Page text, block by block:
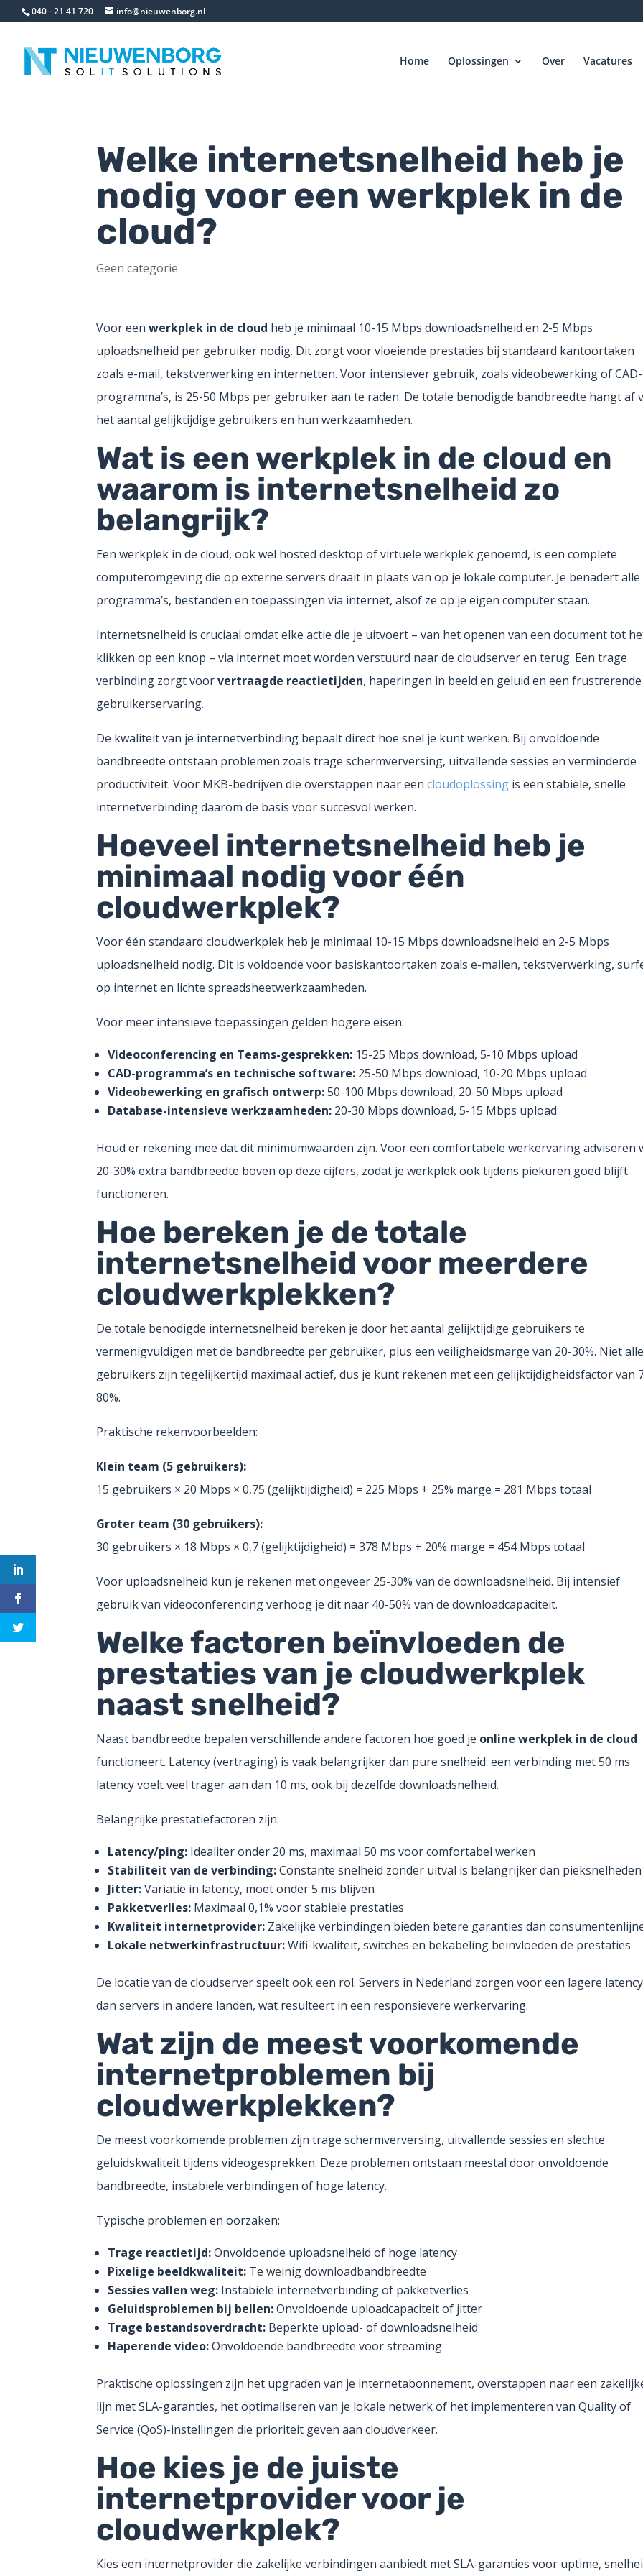
040 - 21 41 720 info@nieuwenborg.nl
Home Oplossingen Over Vacatures
Welke internetsnelheid heb je
nodig voor een werkplek in de
cloud?
Geen categorie
Voor eenwerkplek in de cloud heb je minimaal 10-15 Mbps downloadsnelheid en 2-5 Mbps
uploadsnelheid per gebruiker nodig. Dit zorgt voor vloeiende prestaties bij standaard kantoortaken
zoals e-mail, tekstverwerking en internetten. Voor intensiever gebruik, zoals videobewerking of CAD-
programma’s, is 25-50 Mbps per gebruiker aan te raden. De totale benodigde bandbreedte hangt af
het aantal gelijktijdige gebruikers en hun werkzaamheden.
Wat is een werkplek in de cloud en
waarom is internetsnelheid zo
belangrijk?
Een werkplek in de cloud, ook wel hosted desktop of virtuele werkplek genoemd, is een complete
computeromgeving die op externe servers draait in plaats van op je lokale computer. Je benadert alle
programma’s, bestanden en toepassingen via internet, alsof ze op je eigen computer staan.
Internetsnelheid is cruciaal omdat elke actie die je uitvoert – van het openen van een document tot
klikken op een knop – via internet moet worden verstuurd naar de cloudserver en terug. Een trage
verbinding zorgt voorvertraagde reactietijden, haperingen in beeld en geluid en een frustrerende
gebruikerservaring.
De kwaliteit van je internetverbinding bepaalt direct hoe snel je kunt werken. Bij onvoldoende
bandbreedte ontstaan problemen zoals trage schermverversing, uitvallende sessies en verminderde
productiviteit. Voor MKB-bedrijven die overstappen naar eencloudoplossing is een stabiele, snelle
internetverbinding daarom de basis voor succesvol werken.
Hoeveel internetsnelheid heb je
minimaal nodig voor één
cloudwerkplek?
Voor één standaard cloudwerkplek heb je minimaal 10-15 Mbps downloadsnelheid en 2-5 Mbps
uploadsnelheid nodig. Dit is voldoende voor basiskantoortaken zoals e-mailen, tekstverwerking,
op internet en lichte spreadsheetwerkzaamheden.
Voor meer intensieve toepassingen gelden hogere eisen:
Videoconferencing en Teams-gesprekken: 15-25 Mbps download, 5-10 Mbps upload
CAD-programma’s en technische software: 25-50 Mbps download, 10-20 Mbps upload
Videobewerking en grafisch ontwerp:50-100 Mbps download, 20-50 Mbps upload
Database-intensieve werkzaamheden: 20-30 Mbps download, 5-15 Mbps upload
Houd er rekening mee dat dit minimumwaarden zijn. Voor een comfortabele werkervaring adviseren
20-30% extra bandbreedte boven op deze cijfers, zodat je werkplek ook tijdens piekuren goed blijft
functioneren.
Hoe bereken je de totale
internetsnelheid voor meerdere
cloudwerkplekken?
De totale benodigde internetsnelheid bereken je door het aantal gelijktijdige gebruikers te
vermenigvuldigen met de bandbreedte per gebruiker, plus een veiligheidsmarge van 20-30%. Niet
gebruikers zijn tegelijkertijd maximaal actief, dus je kunt rekenen met een gelijktijdigheidsfactor van
80%.
Praktische rekenvoorbeelden:
Klein team (5 gebruikers):
15 gebruikers × 20 Mbps × 0,75 (gelijktijdigheid) = 225 Mbps + 25% marge = 281 Mbps totaal
Groter team (30 gebruikers):
30 gebruikers × 18 Mbps × 0,7 (gelijktijdigheid) = 378 Mbps + 20% marge = 454 Mbps totaal
Voor uploadsnelheid kun je rekenen met ongeveer 25-30% van de downloadsnelheid. Bij intensief
gebruik van videoconferencing verhoog je dit naar 40-50% van de downloadcapaciteit.
Welke factoren beïnvloeden de
prestaties van je cloudwerkplek
naast snelheid?
Naast bandbreedte bepalen verschillende andere factoren hoe goed je online werkplek in de cloud
functioneert. Latency (vertraging) is vaak belangrijker dan pure snelheid: een verbinding met 50 ms
latency voelt veel trager aan dan 10 ms, ook bij dezelfde downloadsnelheid.
Belangrijke prestatiefactoren zijn:
Latency/ping: Idealiter onder 20 ms, maximaal 50 ms voor comfortabel werken
Stabiliteit van de verbinding:Constante snelheid zonder uitval is belangrijker dan pieksnelheden
Jitter:Variatie in latency, moet onder 5 ms blijven
Pakketverlies: Maximaal 0,1% voor stabiele prestaties
Kwaliteit internetprovider: Zakelijke verbindingen bieden betere garanties dan
Lokale netwerkinfrastructuur:Wifi-kwaliteit, switches en bekabeling beïnvloeden de prestaties
De locatie van de cloudserver speelt ook een rol. Servers in Nederland zorgen voor een lagere latency
dan servers in andere landen, wat resulteert in een responsievere werkervaring.
Wat zijn de meest voorkomende
internetproblemen bij
cloudwerkplekken?
De meest voorkomende problemen zijn trage schermverversing, uitvallende sessies en slechte
geluidskwaliteit tijdens videogesprekken. Deze problemen ontstaan meestal door onvoldoende
bandbreedte, instabiele verbindingen of hoge latency.
Typische problemen en oorzaken:
Trage reactietijd:Onvoldoende uploadsnelheid of hoge latency
Pixelige beeldkwaliteit: Te weinig downloadbandbreedte
Sessies vallen weg: Instabiele internetverbinding of pakketverlies
Geluidsproblemen bij bellen:Onvoldoende uploadcapaciteit of jitter
Trage bestandsoverdracht: Beperkte upload- of downloadsnelheid
Haperende video:Onvoldoende bandbreedte voor streaming
Praktische oplossingen zijn het upgraden van je internetabonnement, overstappen naar een
lijn met SLA-garanties, het optimaliseren van je lokale netwerk of het implementeren van Quality of
Service (QoS)-instellingen die prioriteit geven aan cloudverkeer.
Hoe kies je de juiste
internetprovider voor je
cloudwerkplek?
Kies een internetprovider die zakelijke verbindingen aanbiedt met SLA-garanties voor uptime,